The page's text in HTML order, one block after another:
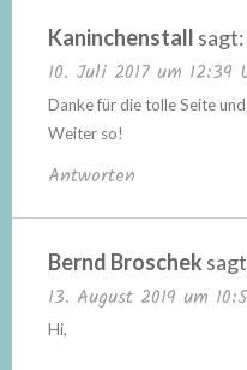
Kaninchenstall sagt:
10. Juli 2017 um 12:39
Danke für die tolle Seite
Weiter so!
Antworten
Bernd Broschek
13. August 2019 um
Hi,